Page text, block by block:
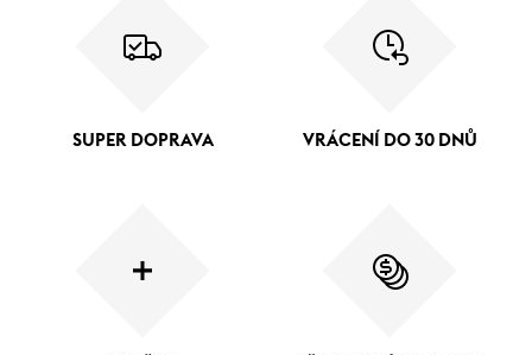
SUPER DOPRAVA VRÁCENÍ DO 30 DNŮ